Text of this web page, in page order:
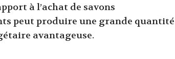
à l’achat de savons
peut produire une grande quantité
avantageuse.